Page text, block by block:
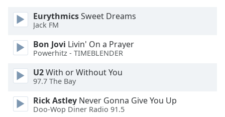
Background
Area
Background
EurythmicsSweet Dreams
Jack FM
Bon Jovi Livin' On a Prayer
Powerhitz - TIMEBLENDER
U2With or Without You
97.7 The Bay
Rick Astley Never Gonna Give You Up
Doo-Wop Diner Radio 91.5